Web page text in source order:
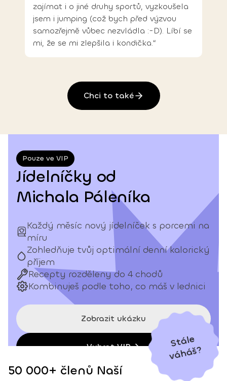
zajímat i o jiné druhy sportů, vyzkoušela
jsem i jumping (což bych před výzvou
samozřejmě vůbec nezvládla :-D). Líbí se
mi, že se mi zlepšila i kondička.“
Chci to také
Pouze ve VIP
Jídelníčky od
Michala Páleníka
Každý měsíc nový jídelníček s porcemi na
míru
Zohledňuje tvůj optimální denní kalorický
příjem
Recepty rozděleny do 4 chodů
Kombinuješ podle toho, co máš v lednici
Zobrazit ukázku
Vybrat VIP St
ál
e
v
á
h
áš
?
50 000+ členů Naší